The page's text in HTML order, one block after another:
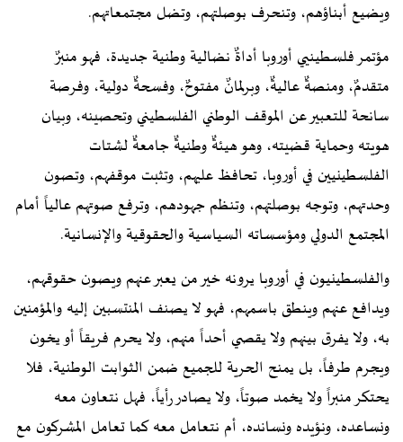
ويضيع أبناؤهم، وتنحرف بوصلتهم، وتضل مجتمعاتهم.
مؤتمر فلسطينيي أوروبا أداةٌ نضالية وطنية جديدة، فهو منبرٌ
متقدمٌ، ومنصةٌ عاليةٌ، وبرلمانٌ مفتوحٌ، وفسحةٌ دولية، وفرصة
سانحة للتعبير عن الموقف الوطني الفلسطيني وتحصينه، وبيان
هويته وحماية قضيته، وهو هيئةٌ وطنيةٌ جامعةٌ لشتات
الفلسطينيين في أوروبا، تحافظ عليهم، وتثبت موقفهم، وتصون
وحدتهم، وتوجه بوصلتهم، وتنظم جهودهم، وترفع صوتهم عالياً أمام
المجتمع الدولي ومؤسساته السياسية والحقوقية والإنسانية.
والفلسطينيون في أوروبا يرونه خير من يعبر عنهم ويصون حقوقهم،
ويدافع عنهم وينطق باسمهم، فهو لا يصنف المنتسبين إليه والمؤمنين
به، ولا يفرق بينهم ولا يقصي أحداً منهم، ولا يحرم فريقاً أو يخون
ويجرم طرفاً، بل يمنح الحرية للجميع ضمن الثوابت الوطنية، فلا
يحتكر منبراً ولا يخمد صوتاً، ولا يصادر رأياً، فهل نتعاون معه
ونساعده، ونؤيده ونسانده، أم نتعامل معه كما تعامل المشركون مع